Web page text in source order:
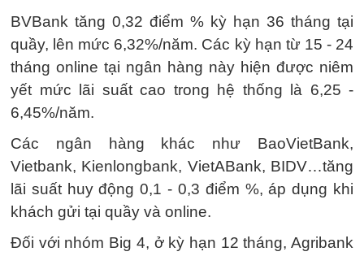
BVBank tăng 0,32 điểm % kỳ hạn 36 tháng tại
quầy, lên mức 6,32%/năm. Các kỳ hạn từ 15 - 24
tháng online tại ngân hàng này hiện được niêm
yết mức lãi suất cao trong hệ thống là 6,25 -
6,45%/năm.
Các ngân hàng khác như BaoVietBank,
Vietbank, Kienlongbank, VietABank, BIDV…tăng
lãi suất huy động 0,1 - 0,3 điểm %, áp dụng khi
khách gửi tại quầy và online.
Đối với nhóm Big 4, ở kỳ hạn 12 tháng, Agribank